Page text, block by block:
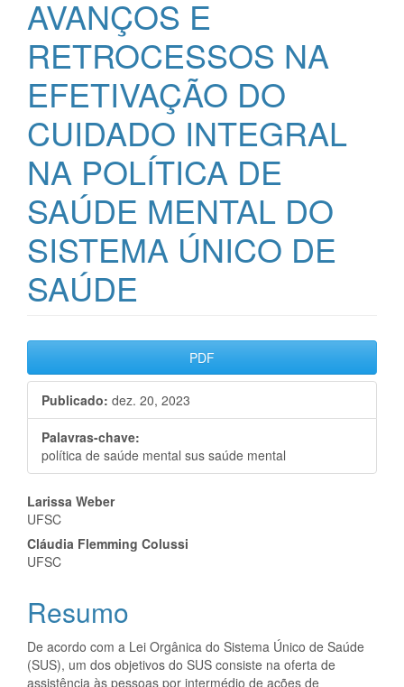
AVANÇOS E
RETROCESSOS NA
EFETIVAÇÃO DO
CUIDADO INTEGRAL
NA POLÍTICA DE
SAÚDE MENTAL DO
SISTEMA ÚNICO DE
SAÚDE
Barra
lateral
de
artigos
PDF
Publicado: dez. 20, 2023
Palavras-chave:
política de saúde mental sus saúde mental
Conteúdo
do
artigo
principal
Larissa Weber
UFSC
Cláudia Flemming Colussi
UFSC
Resumo
De acordo com a Lei Orgânica do Sistema Único de Saúde
(SUS), um dos objetivos do SUS consiste na oferta de
assistência às pessoas por intermédio de ações de